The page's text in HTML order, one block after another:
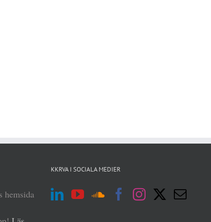
hemsida
KKRVA I SOCIALA MEDIER